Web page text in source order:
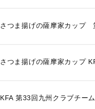
さつま揚げの薩摩家カップ
さつま揚げの薩摩家カップ
KFA 第33回九州クラブチー